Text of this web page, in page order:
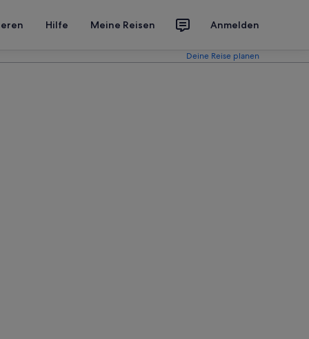
Hilfe Meine Reisen Anmelden
Deine Reise planen